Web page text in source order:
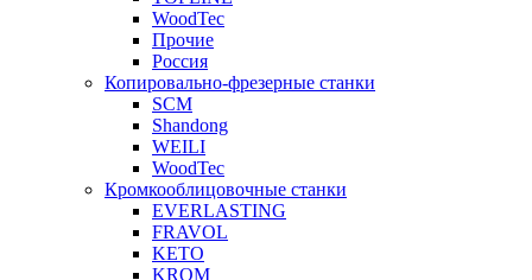
WoodTec
Прочие
Россия
Копировально-фрезерные станки
SCM
Shandong
WEILI
WoodTec
Кромкооблицовочные станки
EVERLASTING
FRAVOL
KETO
KROM